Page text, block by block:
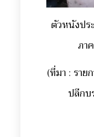
ตัวหนังปร
ภา
(ที่มา : ราย
ปลีกบ